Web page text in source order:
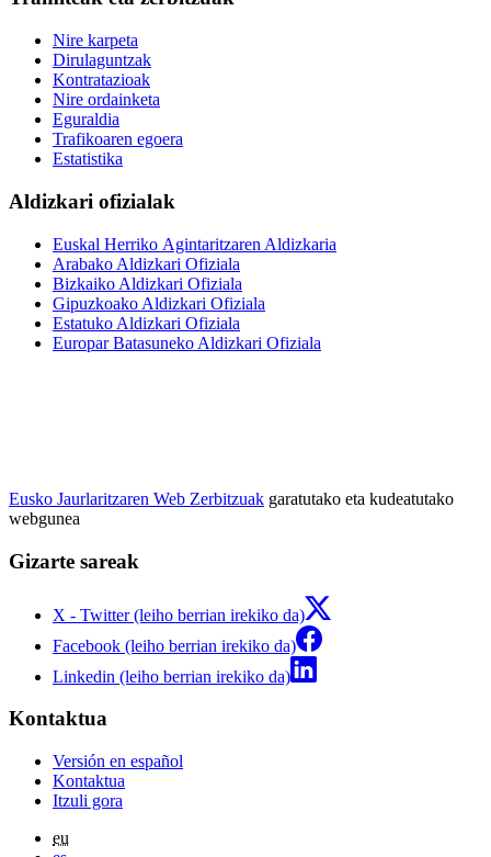
Nire karpeta
Dirulaguntzak
Kontratazioak
Nire ordainketa
Eguraldia
Trafikoaren egoera
Estatistika
Aldizkari ofizialak
Euskal Herriko Agintaritzaren Aldizkaria
Arabako Aldizkari Ofiziala
Bizkaiko Aldizkari Ofiziala
Gipuzkoako Aldizkari Ofiziala
Estatuko Aldizkari Ofiziala
Europar Batasuneko Aldizkari Ofiziala
Eusko Jaurlaritzaren Web Zerbitzuak garatutako eta kudeatutako
webgunea
Gizarte sareak
X - Twitter (leiho berrian irekiko da)
Facebook (leiho berrian irekiko da)
Linkedin (leiho berrian irekiko da)
Kontaktua
Versión en español
Kontaktua
Itzuli gora
eu